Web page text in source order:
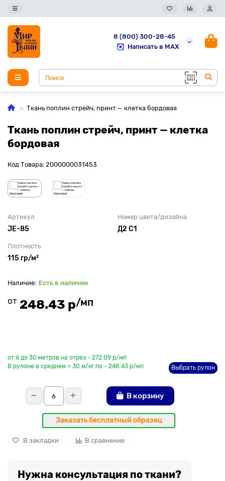
8 (800) 300-28-45
Написать в MAX
Ткань поплин стрейч, принт — клетка бордовая
Ткань поплин стрейч, принт — клетка
бордовая
Код Товара: 2000000031453
Артикул
JE-85
Номер цвета/дизайна
Д2 С1
Плотность
115 гр/м²
Есть в наличии
от 248.43 р/мп
от 6 до 30 метров на отрез - 272.09 р/мп
В рулоне в среднем = 30 м/кг по - 248.43 р/мп
Выбрать рулон
В корзину
Заказать бесплатный образец
В закладки В сравнение
Нужна консультация по ткани?